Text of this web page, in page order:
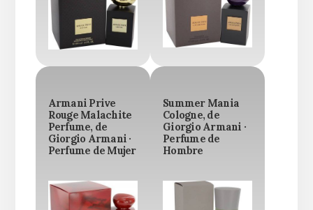
Armani Prive
Rouge Malachite
Perfume, de
Giorgio Armani ·
Perfume de Mujer
Summer Mania
Cologne, de
Giorgio Armani ·
Perfume de
Hombre